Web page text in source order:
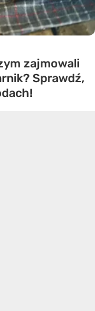
zajmowali
Sprawdź,